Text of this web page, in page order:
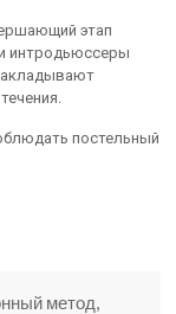
этап
интродьюссеры
постельный
метод,